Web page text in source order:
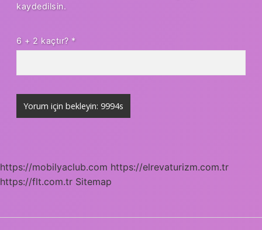
kaydedilsin.
6 + 2 kaçtır? *
https://mobilyaclub.com https://elrevaturizm.com.tr
https://flt.com.tr Sitemap